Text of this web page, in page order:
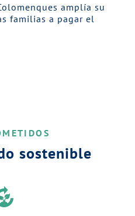
amplía su
familias a pagar el
sostenible